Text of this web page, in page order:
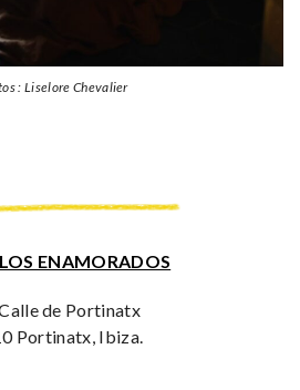
: Liselore Chevalier
ENAMORADOS
de Portinatx
Portinatx, Ibiza.